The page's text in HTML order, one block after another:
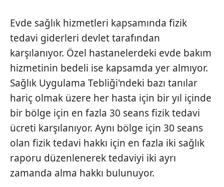
Evde sağlık hizmetleri kapsamında fizik
tedavi giderleri devlet tarafından
karşılanıyor. Özel hastanelerdeki evde bakım
hizmetinin bedeli ise kapsamda yer almıyor.
Sağlık Uygulama Tebliği'ndeki bazı tanılar
hariç olmak üzere her hasta için bir yıl içinde
bir bölge için en fazla 30 seans fizik tedavi
ücreti karşılanıyor. Aynı bölge için 30 seans
olan fizik tedavi hakkı için en fazla iki sağlık
raporu düzenlenerek tedaviyi iki ayrı
zamanda alma hakkı bulunuyor.